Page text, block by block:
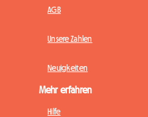
AGB
Unsere Zahlen
Neuigkeiten
Mehr erfahren
Hilfe